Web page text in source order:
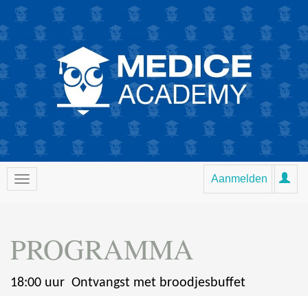
Aanmelden
PROGRAMMA
18:00 uur Ontvangst met broodjesbuffet